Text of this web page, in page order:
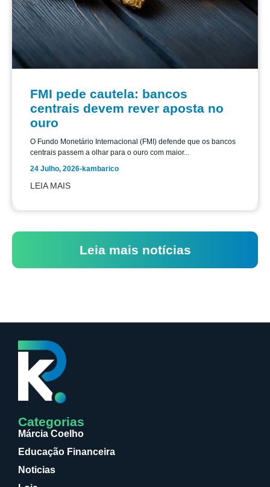
FMI pede cautela: bancos
centrais devem rever aposta no
ouro
O Fundo Monetário Internacional (FMI) defende que os bancos
centrais passem a olhar para o ouro com maior...
24 Julho, 2026-kambarico
LEIA MAIS
Leia mais notícias
Categorias
Márcia Coelho
Educação Financeira
Noticias